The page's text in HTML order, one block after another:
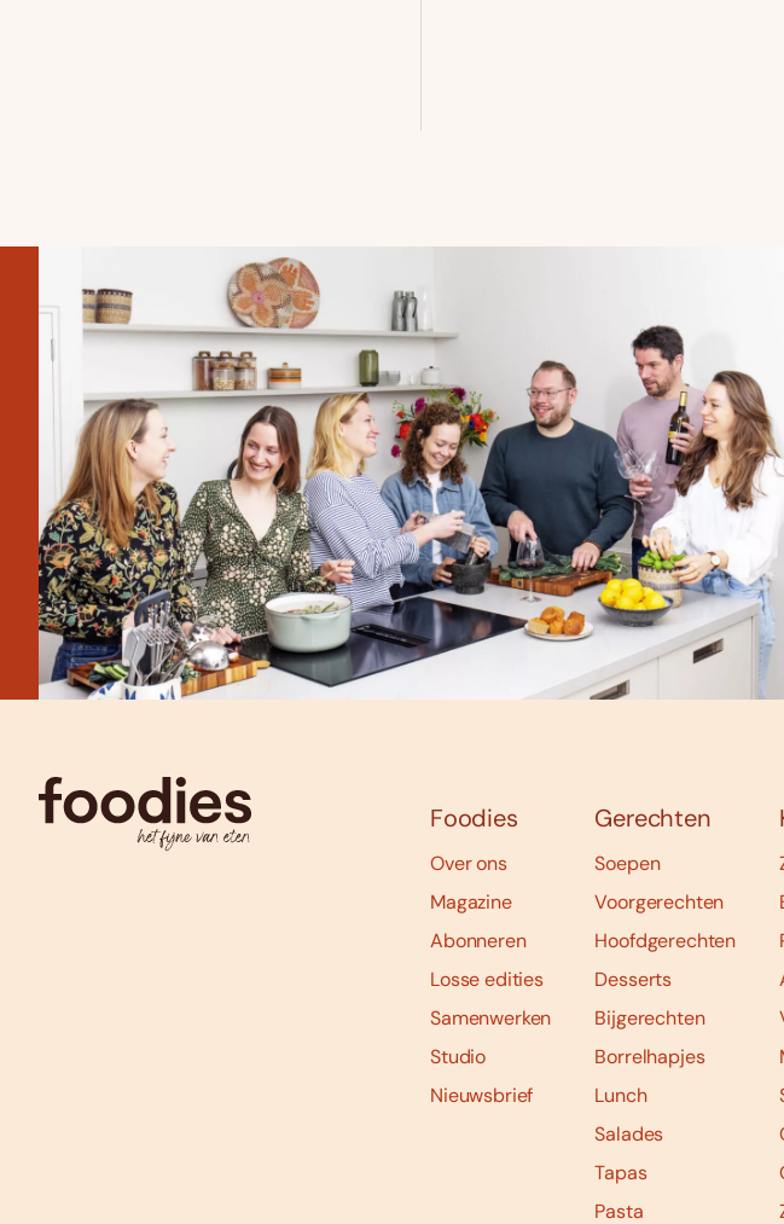
Foodies
Over ons
Magazine
Abonneren
Losse edities
Samenwerken
Studio
Nieuwsbrief
Gerechten
Soepen
Voorgerechten
Hoofdgerechten
Desserts
Bijgerechten
Borrelhapjes
Lunch
Salades
Tapas
Pasta